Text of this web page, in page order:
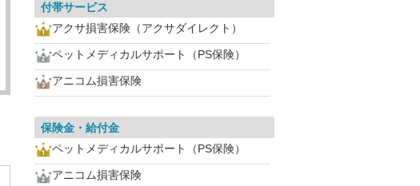
付帯サービス
アクサ損害保険（アクサダイレクト）
ペットメディカルサポート（PS保険）
アニコム損害保険
保険金・給付金
ペットメディカルサポート（PS保険）
アニコム損害保険